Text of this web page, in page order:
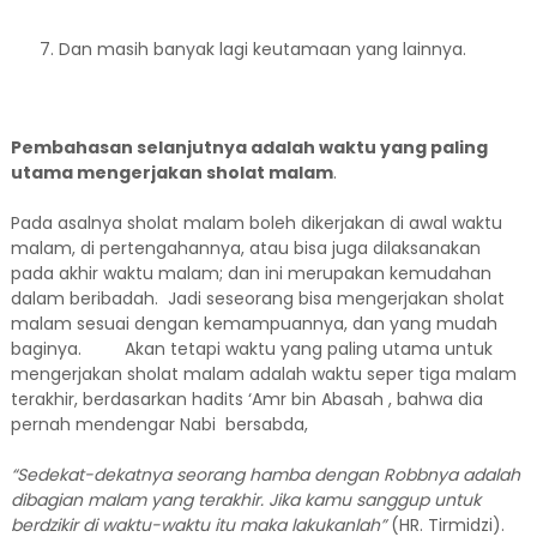
Dan masih banyak lagi keutamaan yang lainnya.
Pembahasan selanjutnya adalah waktu yang paling
utama mengerjakan sholat malam.
Pada asalnya sholat malam boleh dikerjakan di awal waktu
malam, di pertengahannya, atau bisa juga dilaksanakan
pada akhir waktu malam; dan ini merupakan kemudahan
dalam beribadah. Jadi seseorang bisa mengerjakan sholat
malam sesuai dengan kemampuannya, dan yang mudah
baginya. Akan tetapi waktu yang paling utama untuk
mengerjakan sholat malam adalah waktu seper tiga malam
terakhir, berdasarkan hadits ‘Amr bin Abasah , bahwa dia
pernah mendengar Nabi bersabda,
“Sedekat-dekatnya seorang hamba dengan Robbnya adalah
dibagian malam yang terakhir. Jika kamu sanggup untuk
berdzikir di waktu-waktu itu maka lakukanlah”(HR. Tirmidzi).